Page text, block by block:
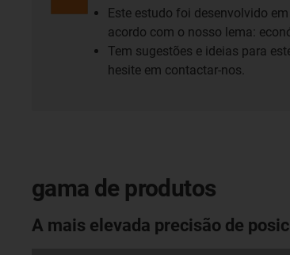
Este estudo foi desenvolvido
acordo com o nosso lema:
Tem sugestões e ideias para
hesite em contactar-nos.
gama de produtos
A mais elevada precisão de